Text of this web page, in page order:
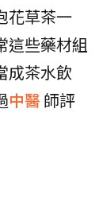
花草茶一
這些藥材組
成茶水飲
中醫師評